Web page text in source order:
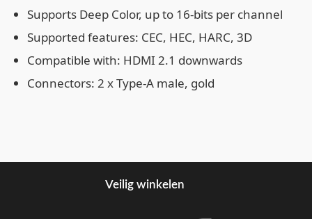
Supports Deep Color, up to 16-bits per channel
Supported features: CEC, HEC, HARC, 3D
Compatible with: HDMI 2.1 downwards
Connectors: 2 x Type-A male, gold
Veilig winkelen